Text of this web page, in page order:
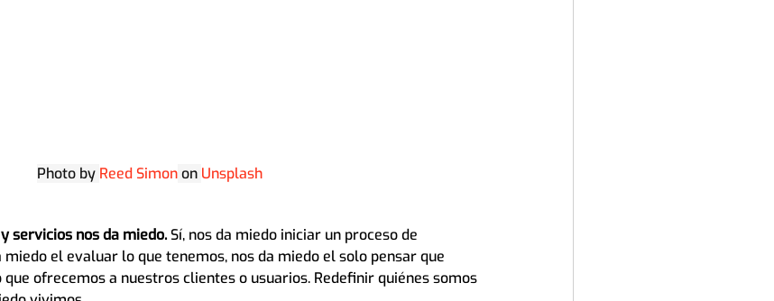
Photo by Reed Simon on Unsplash
servicios nos da miedo. Sí, nos da miedo iniciar un proceso de
miedo el evaluar lo que tenemos, nos da miedo el solo pensar que
ofrecemos a nuestros clientes o usuarios. Redefinir quiénes somos